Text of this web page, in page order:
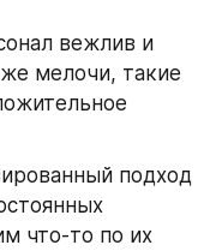
вежлив и
мелочи, такие
подход
что-то по их